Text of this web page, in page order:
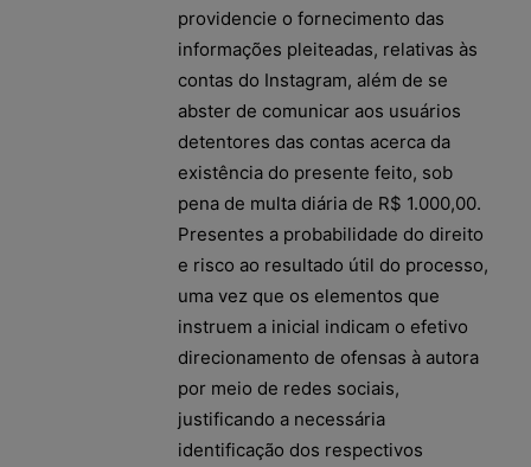
providencie o fornecimento das
informações pleiteadas, relativas às
contas do Instagram, além de se
abster de comunicar aos usuários
detentores das contas acerca da
existência do presente feito, sob
pena de multa diária de R$ 1.000,00.
Presentes a probabilidade do direito
e risco ao resultado útil do processo,
uma vez que os elementos que
instruem a inicial indicam o efetivo
direcionamento de ofensas à autora
por meio de redes sociais,
justificando a necessária
identificação dos respectivos